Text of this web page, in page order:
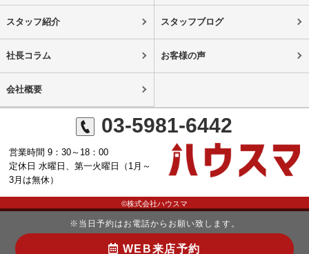
スタッフ紹介 スタッフブログ
社長コラム お客様の声
会社概要
03-5981-6442
営業時間 9：30～18：00
定休日 水曜日、第一火曜日（1月～
3月は無休）
©株式会社ハウスマ
※当日予約はお電話からお願い致します。
WEB来店予約